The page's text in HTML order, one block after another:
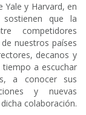
y Harvard, en
que la
competidores
nuestros países
decanos y
a escuchar
a conocer sus
y nuevas
colaboración.